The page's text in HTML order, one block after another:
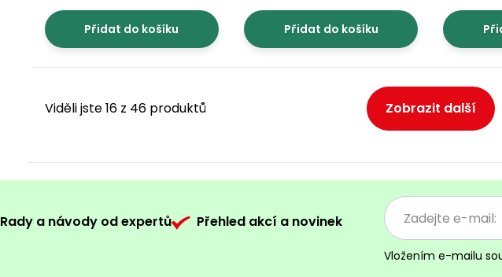
Přidat do košíku Přidat do košíku
Viděli jste 16 z 46 produktů Zobrazit další
Rady a návody od expertů Přehled akcí a novinek
Vložením e-mailu